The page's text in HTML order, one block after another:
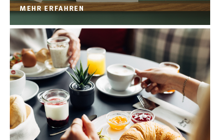
MEHR ERFAHREN